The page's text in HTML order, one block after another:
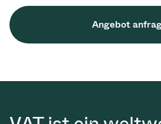
Angebot